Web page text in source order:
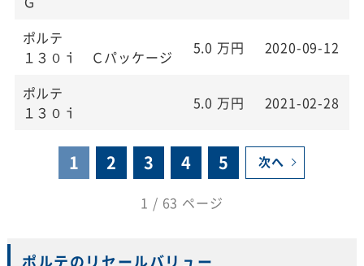
ポルテ
１３０ｉ Ｃパッケージ
5.0 万円 2020-09-12
ポルテ
１３０ｉ
5.0 万円 2021-02-28
1 2 3 4 5 次へ
1 / 63 ページ
ポルテのリセールバリュー